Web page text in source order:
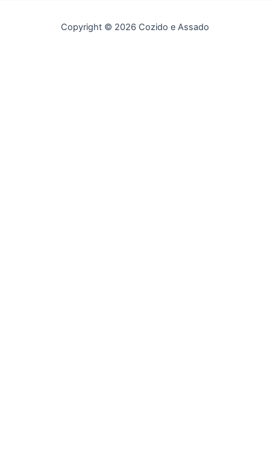
Copyright © 2026 Cozido e Assado